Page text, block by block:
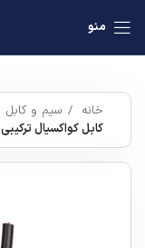
منو
خانه سیم و کابل
کابل کواکسیال ترکیبی RG59 افلاک الکتریک خراسان